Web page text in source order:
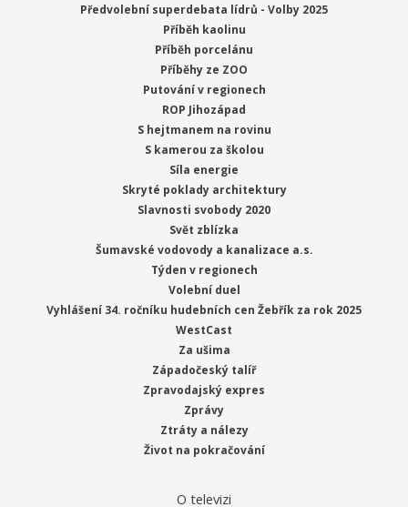
Předvolební superdebata lídrů - Volby 2025
Příběh kaolinu
Příběh porcelánu
Příběhy ze ZOO
Putování v regionech
ROP Jihozápad
S hejtmanem na rovinu
S kamerou za školou
Síla energie
Skryté poklady architektury
Slavnosti svobody 2020
Svět zblízka
Šumavské vodovody a kanalizace a.s.
Týden v regionech
Volební duel
Vyhlášení 34. ročníku hudebních cen Žebřík za rok 2025
WestCast
Za ušima
Západočeský talíř
Zpravodajský expres
Zprávy
Ztráty a nálezy
Život na pokračování
O televizi